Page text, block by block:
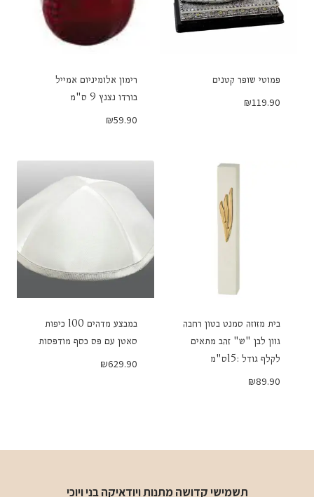
פמוטי שופר קטנים
₪119.90
רימון אלומיניום אמייל
בורדו נצנץ 9 ס"מ
₪59.90
בית מזוזה סמנט בטון רחבה
גוון לבן "ש" זהב מתאים
לקלף גודל :15ס"מ
₪89.90
במבצע מדהים 100 כיפות
סאטן עם פס כסף מודפסות
₪629.90
תשמישי קדושה מתנות ויודאיקה בני ויוכי